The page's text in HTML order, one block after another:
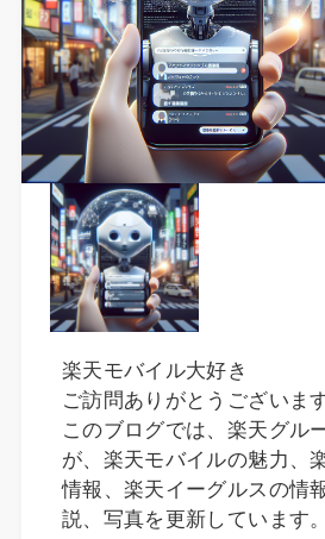
楽天モバイル大好き
ご訪問ありがとうございます
このブログでは、楽天グル
が、楽天モバイルの魅力、
情報、楽天イーグルスの情
説、写真を更新しています。